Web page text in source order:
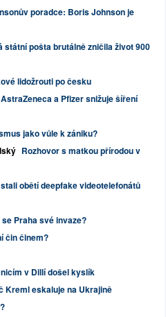
poradce: Boris Johnson je
pošta brutálně zničila život 900
lidožrouti po česku
a Pfizer snižuje šíření
jako vůle k zániku?
Rozhovor s matkou přírodou v
obětí deepfake videotelefonátů
Praha své invaze?
čin činem?
v Dillí došel kyslík
Kreml eskaluje na Ukrajině